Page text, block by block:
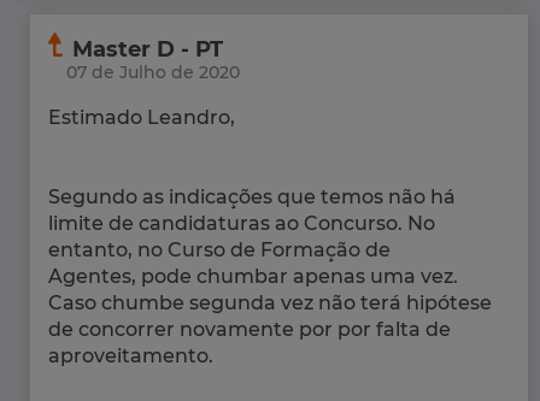
Master D - PT
07 de Julho de 2020
Estimado Leandro,
Segundo as indicações que temos não há
limite de candidaturas ao Concurso. No
entanto, no Curso de Formação de
Agentes, pode chumbar apenas uma vez.
Caso chumbe segunda vez não terá hipótese
de concorrer novamente por por falta de
aproveitamento.